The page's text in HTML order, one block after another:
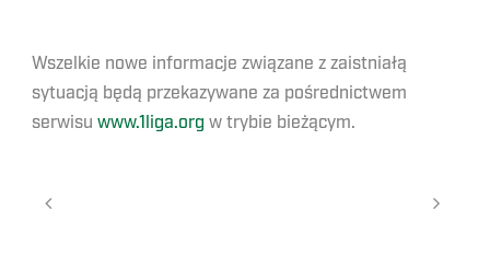
Wszelkie nowe informacje związane z zaistniałą
sytuacją będą przekazywane za pośrednictwem
serwisu www.1liga.org w trybie bieżącym.